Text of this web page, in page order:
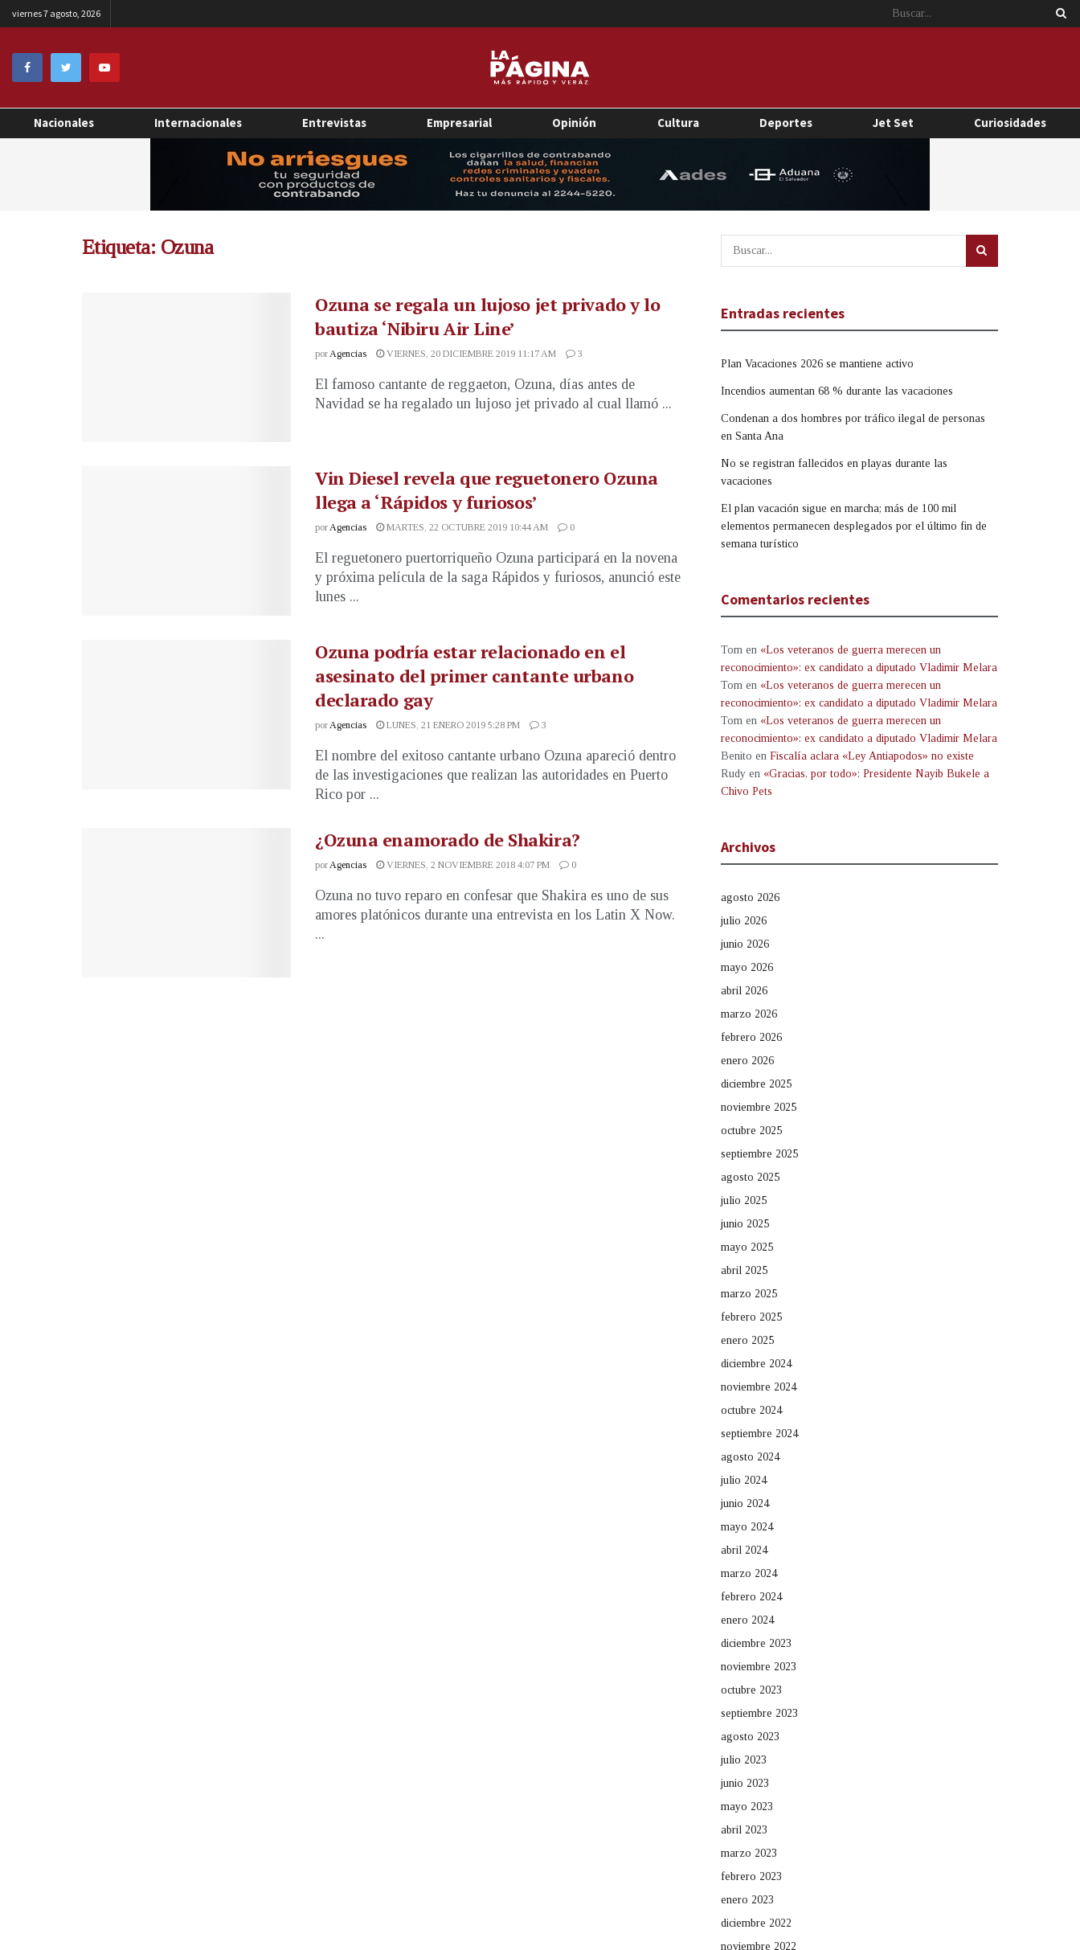
viernes 7 agosto, 2026
Nacionales Internacionales Entrevistas Empresarial Opinión Cultura Deportes Jet Set Curiosidades
Etiqueta: Ozuna
Ozuna se regala un lujoso jet privado y lo
bautiza ‘Nibiru Air Line’
porAgencias VIERNES, 20 DICIEMBRE 2019 11:17 AM 3
El famoso cantante de reggaeton, Ozuna, días antes de
Navidad se ha regalado un lujoso jet privado al cual llamó ...
Vin Diesel revela que reguetonero Ozuna
llega a ‘Rápidos y furiosos’
porAgencias MARTES, 22 OCTUBRE 2019 10:44 AM 0
El reguetonero puertorriqueño Ozuna participará en la novena
y próxima película de la saga Rápidos y furiosos, anunció este
lunes ...
Ozuna podría estar relacionado en el
asesinato del primer cantante urbano
declarado gay
por Agencias LUNES, 21 ENERO 2019 5:28 PM 3
El nombre del exitoso cantante urbano Ozuna apareció dentro
de las investigaciones que realizan las autoridades en Puerto
Rico por ...
¿Ozuna enamorado de Shakira?
por Agencias VIERNES, 2 NOVIEMBRE 2018 4:07 PM 0
Ozuna no tuvo reparo en confesar que Shakira es uno de sus
amores platónicos durante una entrevista en los Latin X Now.
...
Entradas recientes
Plan Vacaciones 2026 se mantiene activo
Incendios aumentan 68 % durante las vacaciones
Condenan a dos hombres por tráfico ilegal de personas
en Santa Ana
No se registran fallecidos en playas durante las
vacaciones
El plan vacación sigue en marcha; más de 100 mil
elementos permanecen desplegados por el último fin de
semana turístico
Comentarios recientes
Tom en «Los veteranos de guerra merecen un
reconocimiento»: ex candidato a diputado Vladimir Melara
Tom en «Los veteranos de guerra merecen un
reconocimiento»: ex candidato a diputado Vladimir Melara
Tom en «Los veteranos de guerra merecen un
reconocimiento»: ex candidato a diputado Vladimir Melara
Benito en Fiscalía aclara «Ley Antiapodos» no existe
Rudy en «Gracias, por todo»: Presidente Nayib Bukele a
Chivo Pets
Archivos
agosto 2026
julio 2026
junio 2026
mayo 2026
abril 2026
marzo 2026
febrero 2026
enero 2026
diciembre 2025
noviembre 2025
octubre 2025
septiembre 2025
agosto 2025
julio 2025
junio 2025
mayo 2025
abril 2025
marzo 2025
febrero 2025
enero 2025
diciembre 2024
noviembre 2024
octubre 2024
septiembre 2024
agosto 2024
julio 2024
junio 2024
mayo 2024
abril 2024
marzo 2024
febrero 2024
enero 2024
diciembre 2023
noviembre 2023
octubre 2023
septiembre 2023
agosto 2023
julio 2023
junio 2023
mayo 2023
abril 2023
marzo 2023
febrero 2023
enero 2023
diciembre 2022
noviembre 2022